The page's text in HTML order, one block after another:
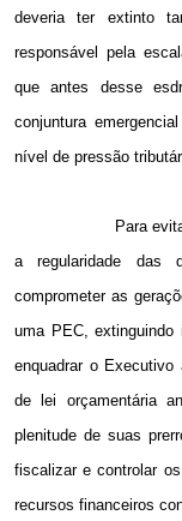
deveria ter extinto
responsável pela
que antes desse
conjuntura
nível de pressão
Para
a regularidade das
comprometer as
uma PEC, extinguindo
enquadrar o
de lei orçamentária
plenitude de suas
fiscalizar e controlar
recursos financeiros